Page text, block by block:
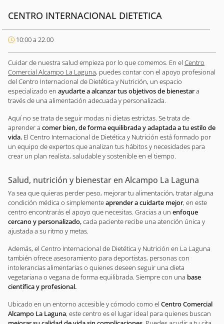
CENTRO INTERNACIONAL DIETETICA
10:00 a 22.00
Cuidar de nuestra salud empieza por lo que comemos. En el Centro
Comercial Alcampo La Laguna, puedes contar con el apoyo profesional
del Centro Internacional de Dietética y Nutrición, un espacio
especializado en ayudarte a alcanzar tus objetivos de bienestara
través de una alimentación adecuada y personalizada.
Aquí no se trata de seguir modas ni dietas estrictas. Se trata de
aprender a comer bien, de forma equilibrada y adaptada a tu estilo de
vida. El Centro Internacional de Dietética y Nutrición está formado por
un equipo de expertos que analizan tus hábitos y necesidades para
crear un plan realista, saludable y sostenible en el tiempo.
Salud, nutrición y bienestar en Alcampo La Laguna
Ya sea que quieras perder peso, mejorar tu alimentación, tratar alguna
condición médica o simplementeaprender a cuidarte mejor, en este
centro encontrarás el apoyo que necesitas. Gracias a un enfoque
cercano y personalizado,cada paciente recibe una atención única y
ajustada a su ritmo y metas.
Además, el Centro Internacional de Dietética y Nutrición en La Laguna
también ofrece asesoramiento para deportistas, personas con
intolerancias alimentarias o quienes deseen seguir una dieta
vegetariana o vegana de forma equilibrada. Siempre con una base
científica y profesional.
Ubicado en un entorno accesible y cómodo como el Centro Comercial
Alcampo La Laguna, este centro es el lugar ideal para quienes buscan